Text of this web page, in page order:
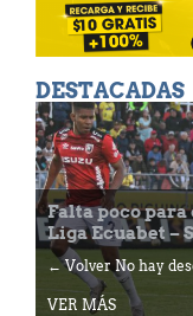
DESTACADAS
Falta poco
Liga Ecuabet –
← Volver No hay
VER MÁS